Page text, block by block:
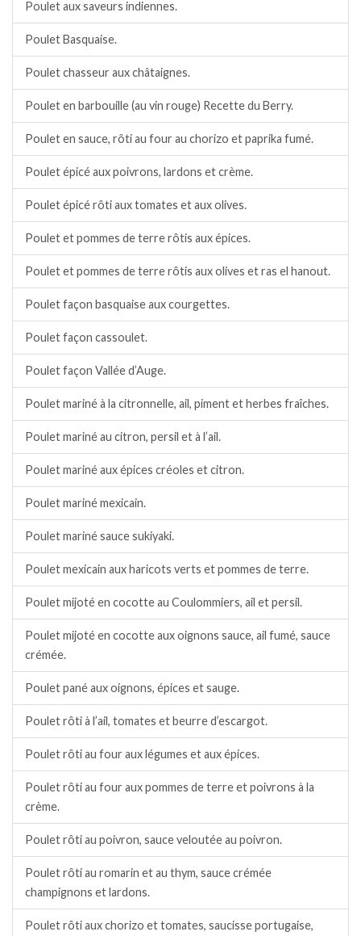
Poulet aux saveurs indiennes.
Poulet Basquaise.
Poulet chasseur aux châtaignes.
Poulet en barbouille (au vin rouge) Recette du Berry.
Poulet en sauce, rôti au four au chorizo et paprika fumé.
Poulet épicé aux poivrons, lardons et crème.
Poulet épicé rôti aux tomates et aux olives.
Poulet et pommes de terre rôtis aux épices.
Poulet et pommes de terre rôtis aux olives et ras el hanout.
Poulet façon basquaise aux courgettes.
Poulet façon cassoulet.
Poulet façon Vallée d’Auge.
Poulet mariné à la citronnelle, ail, piment et herbes fraîches.
Poulet mariné au citron, persil et à l’ail.
Poulet mariné aux épices créoles et citron.
Poulet mariné mexicain.
Poulet mariné sauce sukiyaki.
Poulet mexicain aux haricots verts et pommes de terre.
Poulet mijoté en cocotte au Coulommiers, ail et persil.
Poulet mijoté en cocotte aux oignons sauce, ail fumé, sauce
crémée.
Poulet pané aux oignons, épices et sauge.
Poulet rôti à l’ail, tomates et beurre d’escargot.
Poulet rôti au four aux légumes et aux épices.
Poulet rôti au four aux pommes de terre et poivrons à la
crème.
Poulet rôti au poivron, sauce veloutée au poivron.
Poulet rôti au romarin et au thym, sauce crémée
champignons et lardons.
Poulet rôti aux chorizo et tomates, saucisse portugaise,